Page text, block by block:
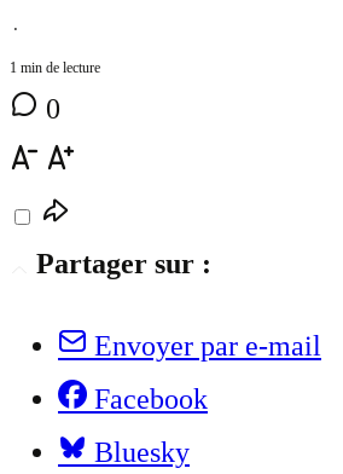
⋅
1 min de lecture
0
Partager sur :
Envoyer par e-mail
Facebook
Bluesky